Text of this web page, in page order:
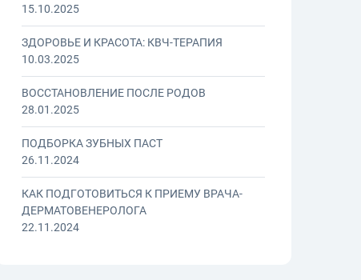
15.10.2025
ЗДОРОВЬЕ И КРАСОТА: КВЧ-ТЕРАПИЯ
10.03.2025
ВОССТАНОВЛЕНИЕ ПОСЛЕ РОДОВ
28.01.2025
ПОДБОРКА ЗУБНЫХ ПАСТ
26.11.2024
КАК ПОДГОТОВИТЬСЯ К ПРИЕМУ ВРАЧА-
ДЕРМАТОВЕНЕРОЛОГА
22.11.2024